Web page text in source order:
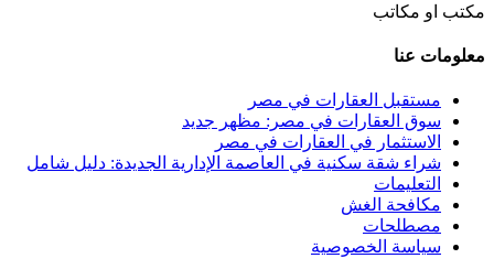
مكتب او مكاتب
معلومات عنا
مستقبل العقارات في مصر
سوق العقارات في مصر: مظهر جديد
الاستثمار في العقارات في مصر
شراء شقة سكنية في العاصمة الإدارية الجديدة: دليل شامل
التعليمات
مكافحة الغش
مصطلحات
سياسة الخصوصية